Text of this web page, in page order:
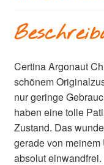
Certina Argonaut
schönem
nur geringe
haben eine tolle
Zustand. Das
gerade von
absolut einwandfrei.